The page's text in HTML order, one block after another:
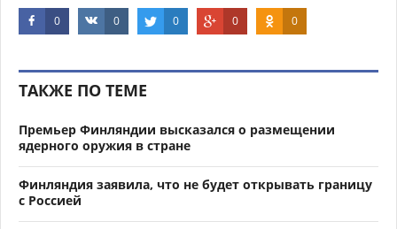
0 0 0 0 0
ТАКЖЕ ПО ТЕМЕ
Премьер Финляндии высказался о размещении
ядерного оружия в стране
Финляндия заявила, что не будет открывать границу
с Россией